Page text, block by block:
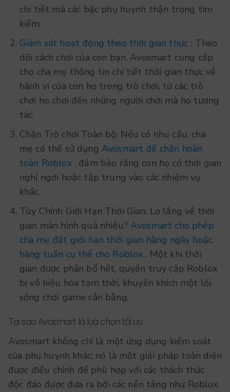
chi tiết mà các bậc phụ huynh thận trọng tìm
kiếm.
Giám sát hoạt động theo thời gian thực : Theo
dõi cách chơi của con bạn. Avosmart cung cấp
cho cha mẹ thông tin chi tiết thời gian thực về
hành vi của con họ trong trò chơi, từ các trò
chơi họ chơi đến những người chơi mà họ tương
tác.
Chặn Trò chơi Toàn bộ: Nếu có nhu cầu, cha
mẹ có thể sử dụng Avosmart để chặn hoàn
toàn Roblox , đảm bảo rằng con họ có thời gian
nghỉ ngơi hoặc tập trung vào các nhiệm vụ
khác.
Tùy Chỉnh Giới Hạn Thời Gian: Lo lắng về thời
gian màn hình quá nhiều?Avosmart cho phép
cha mẹ đặt giới hạn thời gian hàng ngày hoặc
hàng tuần cụ thể cho Roblox . Một khi thời
gian được phân bổ hết, quyền truy cập Roblox
bị vô hiệu hóa tạm thời, khuyến khích một lối
sống chơi game cân bằng.
Tại sao Avosmart là lựa chọn tối ưu
Avosmart không chỉ là một ứng dụng kiểm soát
của phụ huynh khác; nó là một giải pháp toàn diện
được điều chỉnh để phù hợp với các thách thức
độc đáo được đưa ra bởi các nền tảng như Roblox.